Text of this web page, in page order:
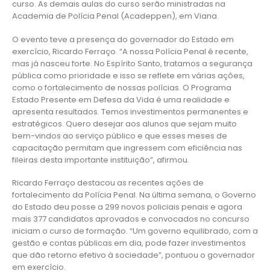
curso. As demais aulas do curso serão ministradas na
Academia de Polícia Penal (Acadeppen), em Viana.
O evento teve a presença do governador do Estado em
exercício, Ricardo Ferraço. “A nossa Polícia Penal é recente,
mas já nasceu forte. No Espírito Santo, tratamos a segurança
pública como prioridade e isso se reflete em várias ações,
como o fortalecimento de nossas polícias. O Programa
Estado Presente em Defesa da Vida é uma realidade e
apresenta resultados. Temos investimentos permanentes e
estratégicos. Quero desejar aos alunos que sejam muito
bem-vindos ao serviço público e que esses meses de
capacitação permitam que ingressem com eficiência nas
fileiras desta importante instituição”, afirmou.
Ricardo Ferraço destacou as recentes ações de
fortalecimento da Polícia Penal. Na última semana, o Governo
do Estado deu posse a 299 novos policiais penais e agora
mais 377 candidatos aprovados e convocados no concurso
iniciam o curso de formação. “Um governo equilibrado, com a
gestão e contas públicas em dia, pode fazer investimentos
que dão retorno efetivo à sociedade”, pontuou o governador
em exercício.